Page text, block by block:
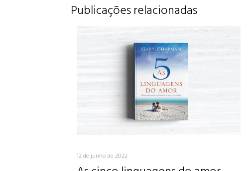
Publicações relacionadas
12 de junho de 2022